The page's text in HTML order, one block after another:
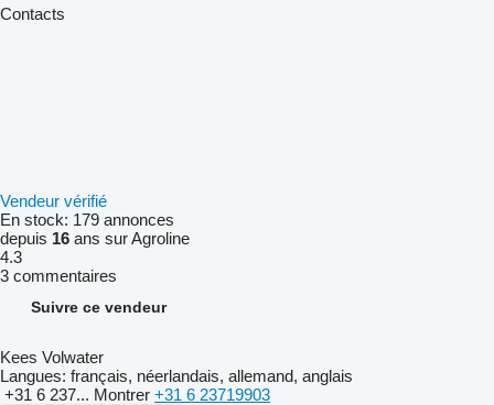
Contacts
Vendeur vérifié
En stock: 179 annonces
depuis 16 ans sur Agroline
4.3
3 commentaires
Suivre ce vendeur
Kees Volwater
Langues: français, néerlandais, allemand, anglais
+31 6 237... Montrer +31 6 23719903